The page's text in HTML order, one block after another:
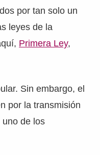
por tan solo un
leyes de la
Primera Ley,
Sin embargo, el
por la transmisión
de los